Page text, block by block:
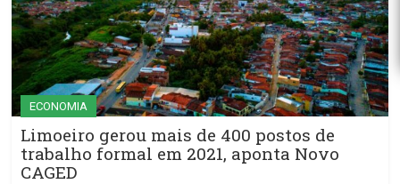
ECONOMIA
Limoeiro gerou mais de 400 postos de
trabalho formal em 2021, aponta Novo
CAGED